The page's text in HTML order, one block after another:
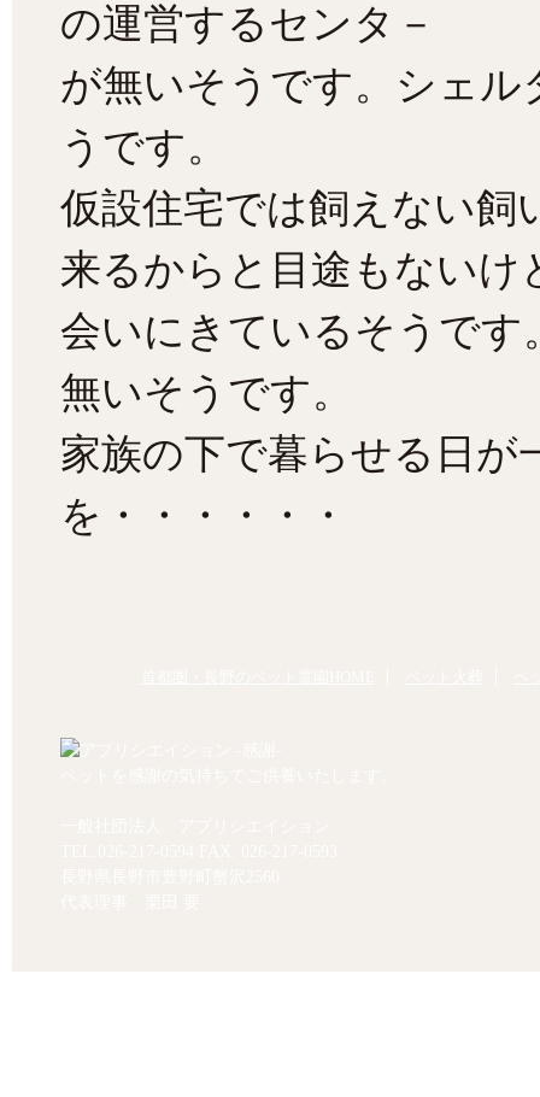
の運営するセンタ－
が無いそうです。シェ
うです。
仮設住宅では飼えない飼
来るからと目途もないけ
会いにきているそうです
無いそうです。
家族の下で暮らせる日が
を・・・・・・